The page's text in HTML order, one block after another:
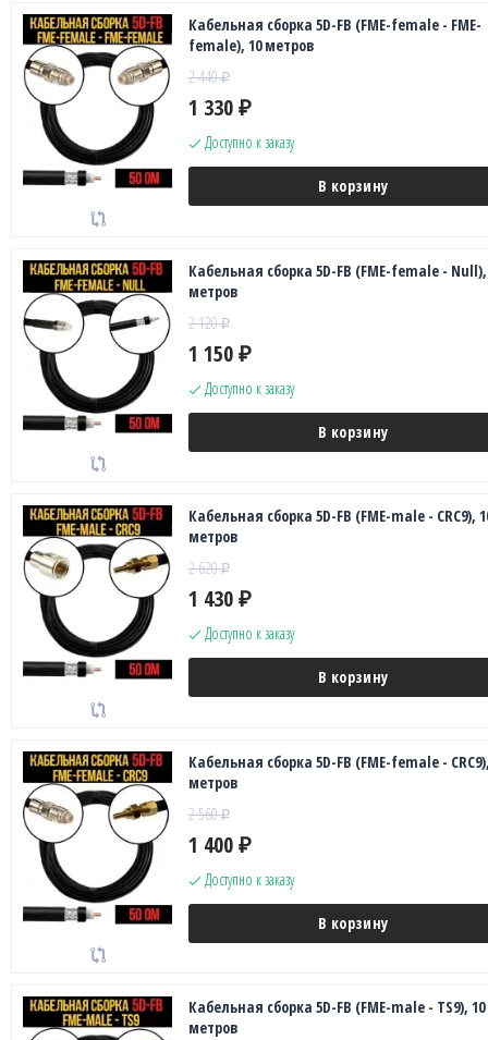
Кабельная сборка 5D-FB (FME-female - FME-
female), 10 метров
2 440₽
1 330 ₽
Доступно к заказу
В корзину
Кабельная сборка 5D-FB (FME-female - Null),
метров
2 120₽
1 150 ₽
Доступно к заказу
В корзину
Кабельная сборка 5D-FB (FME-male - CRC9),
метров
2 620₽
1 430 ₽
Доступно к заказу
В корзину
Кабельная сборка 5D-FB (FME-female -
метров
2 560₽
1 400 ₽
Доступно к заказу
В корзину
Кабельная сборка 5D-FB (FME-male - TS9), 10
метров